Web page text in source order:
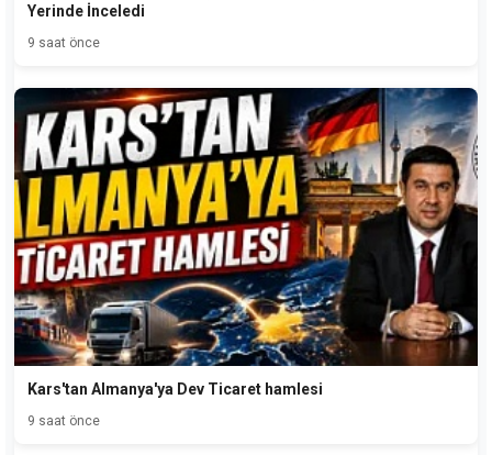
Yerinde İnceledi
9 saat önce
Kars'tan Almanya'ya Dev Ticaret hamlesi
9 saat önce